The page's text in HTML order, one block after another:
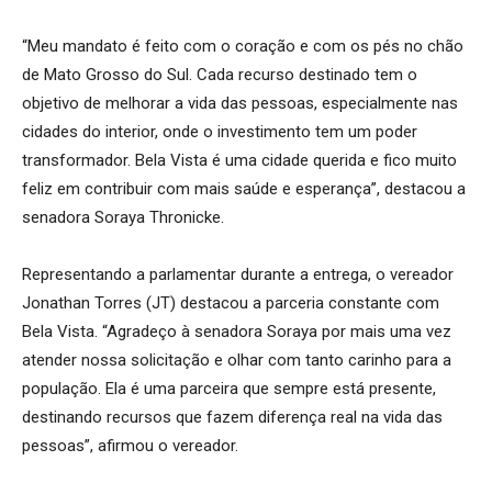
“Meu mandato é feito com o coração e com os pés no chão
de Mato Grosso do Sul. Cada recurso destinado tem o
objetivo de melhorar a vida das pessoas, especialmente nas
cidades do interior, onde o investimento tem um poder
transformador. Bela Vista é uma cidade querida e fico muito
feliz em contribuir com mais saúde e esperança”, destacou a
senadora Soraya Thronicke.
Representando a parlamentar durante a entrega, o vereador
Jonathan Torres (JT) destacou a parceria constante com
Bela Vista. “Agradeço à senadora Soraya por mais uma vez
atender nossa solicitação e olhar com tanto carinho para a
população. Ela é uma parceira que sempre está presente,
destinando recursos que fazem diferença real na vida das
pessoas”, afirmou o vereador.